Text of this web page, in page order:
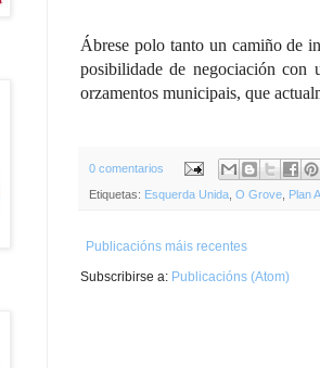
Ábrese polo tanto un camiño de
posibilidade de negociación con
orzamentos municipais, que
0 comentarios
Etiquetas: Esquerda Unida O Grove Plan
Publicacións máis recentes
Subscribirse a: Publicacións (Atom)